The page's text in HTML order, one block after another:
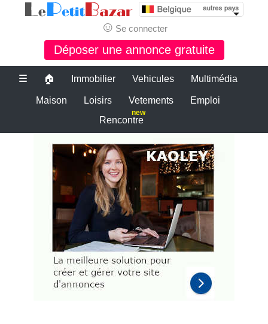
☺ Se connecter
Déposer une annonce gratuite
☰ 🏠 Immobilier Vehicules Multimédia
Maison Loisirs Vetements
Emploi
Rencontre
new
petite annonce gratuite belgique
PETITES ANNONCES BELGIQUE
Le plus grand site de petites annonces pour des affaires d'occasion ou
neuves. Publiez maintenant une petite annonce gratuite en Belgique.
Le bon coin belgique
Des annonces et de bonnes affaires d'occasion. Insérez gratuitement
une annonce gratuite pour la belgique. Achetez ou vendez votre
voiture d'occasion, moto, équipements enfants ou maison sur le petit
Le bon coin belgique